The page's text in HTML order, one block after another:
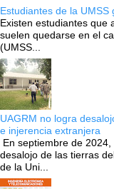
Estudiantes de la UMSS
Existen estudiantes que
suelen quedarse en el
(UMSS...
UAGRM no logra
e injerencia extranjera
En septiembre de
desalojo de las tierras
de la Uni...